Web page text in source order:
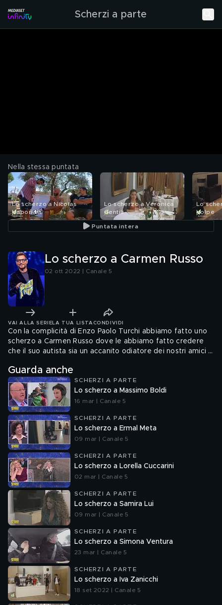
Scherzi a parte
Nella stessa puntata
Lo scherzo a Nicolas
Vaporidis
Lo scherzo a Veronica
Gentili
Lo
Volpe
Puntata intera
Lo scherzo a Carmen Russo
02 ott 2022 | Canale 5
VAI ALLA SERIE LA TUA LISTA CONDIVIDI
Con la complicità di Enzo Paolo Turchi abbiamo fatto uno
scherzo a Carmen Russo dove le abbiamo fatto credere
che il suo autista sia un accanito odiatore dei nostri amici a
Guarda anche
SCHERZI A PARTE
Lo scherzo a Massimo Boldi
16 mar | Canale 5
SCHERZI A PARTE
Lo scherzo a Ermal Meta
09 mar | Canale 5
SCHERZI A PARTE
Lo scherzo a Lorella Cuccarini
02 mar | Canale 5
SCHERZI A PARTE
Lo scherzo a Samira Lui
09 mar | Canale 5
SCHERZI A PARTE
Lo scherzo a Simona Ventura
23 mar | Canale 5
SCHERZI A PARTE
Lo scherzo a Iva Zanicchi
18 set 2022 | Canale 5